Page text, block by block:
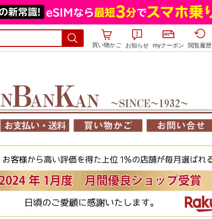
買い物かご お知らせ myクーポン 閲覧履歴